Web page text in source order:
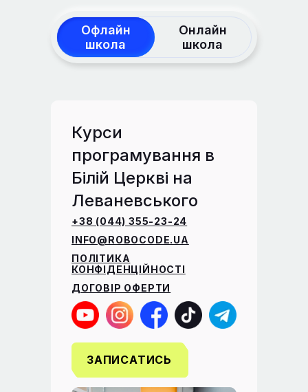
Офлайн
школа
Онлайн
школа
Курси
програмування в
Білій Церкві на
Леваневського
+38 (044) 355-23-24
INFO@ROBOCODE.UA
ПОЛІТИКА
КОНФІДЕНЦІЙНОСТІ
ДОГОВІР ОФЕРТИ
ЗАПИСАТИСЬ